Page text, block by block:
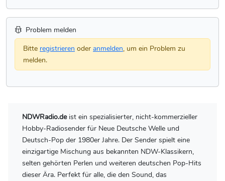
Problem melden
Bitte registrieren oder anmelden, um ein Problem zu
melden.
NDWRadio.deist ein spezialisierter, nicht-kommerzieller
Hobby-Radiosender für Neue Deutsche Welle und
Deutsch-Pop der 1980er Jahre. Der Sender spielt eine
einzigartige Mischung aus bekannten NDW-Klassikern,
selten gehörten Perlen und weiteren deutschen Pop-Hits
dieser Ära. Perfekt für alle, die den Sound, das